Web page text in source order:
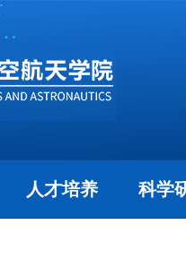
人才培养 科学